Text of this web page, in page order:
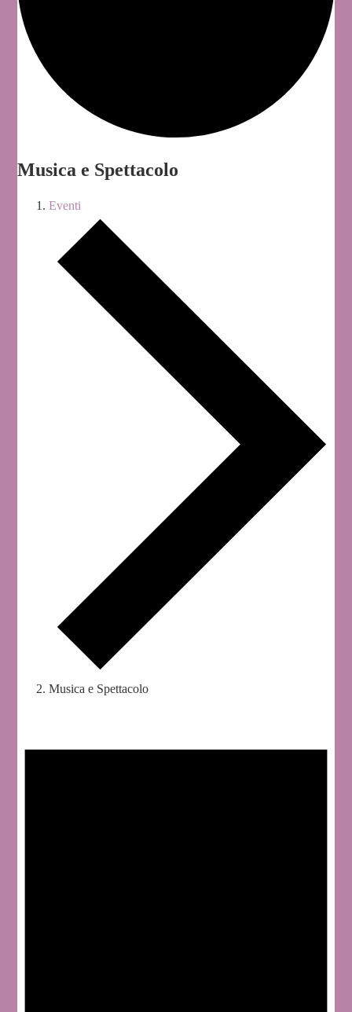
Musica e Spettacolo
Eventi
Musica e Spettacolo